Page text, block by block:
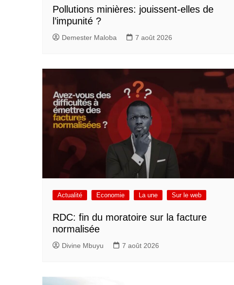
Pollutions minières: jouissent-elles de
l’impunité ?
Demester Maloba 7 août 2026
Actualité Economie La une Sur le web
RDC: fin du moratoire sur la facture
normalisée
Divine Mbuyu 7 août 2026